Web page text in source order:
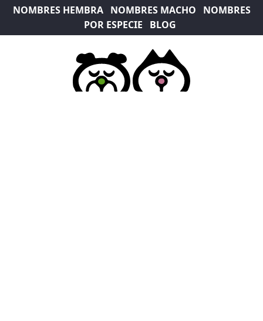
NOMBRES HEMBRA NOMBRES MACHO
NOMBRES
POR ESPECIE
BLOG